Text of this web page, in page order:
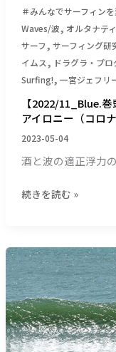
＃みんなでサーフィン
Waves/波, オルタナテ
サーフ, サーフィング研
イムス, ドラグラ・プ
Surfing!, 一宮ジェフリ
【2022/11_Blue.
アイロニー（コロ
2023-05-04
酒と波の適正浮力
書
い
た
作
品）
１
６
５
４
字
続きを読む »
【サ
ー
フ
ィ
ン
研